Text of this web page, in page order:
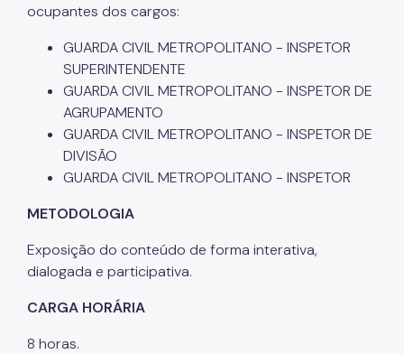
ocupantes dos cargos:
GUARDA CIVIL METROPOLITANO - INSPETOR
SUPERINTENDENTE
GUARDA CIVIL METROPOLITANO - INSPETOR DE
AGRUPAMENTO
GUARDA CIVIL METROPOLITANO - INSPETOR DE
DIVISÃO
GUARDA CIVIL METROPOLITANO - INSPETOR
METODOLOGIA
Exposição do conteúdo de forma interativa,
dialogada e participativa.
CARGA HORÁRIA
8 horas.